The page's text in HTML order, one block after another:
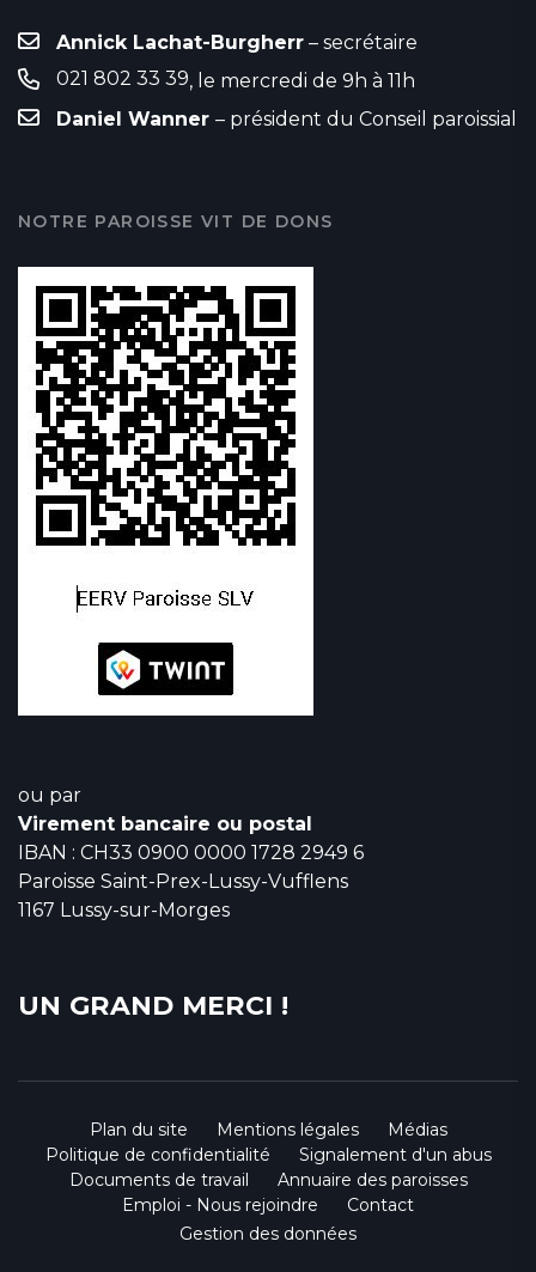
Annick Lachat-Burgherr – secrétaire
021 802 33 39, le mercredi de 9h à 11h
Daniel Wanner – président du Conseil paroissial
NOTRE PAROISSE VIT DE DONS
ou par
Virement bancaire ou postal
IBAN : CH33 0900 0000 1728 2949 6
Paroisse Saint-Prex-Lussy-Vufflens
1167 Lussy-sur-Morges
UN GRAND MERCI !
Plan du site Mentions légales
Médias
Politique de confidentialité
Signalement d'un abus
Documents de travail
Annuaire des paroisses
Emploi - Nous rejoindre
Contact
Gestion des données